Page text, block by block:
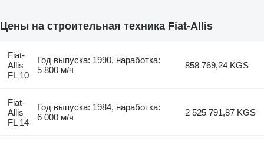
Цены на строительная техника Fiat-Allis
Fiat-
Allis
FL 10
Год выпуска: 1990, наработка:
5 800 м/ч
858 769,24 KGS
Fiat-
Allis
FL 14
Год выпуска: 1984, наработка:
6 000 м/ч
2 525 791,87 KGS